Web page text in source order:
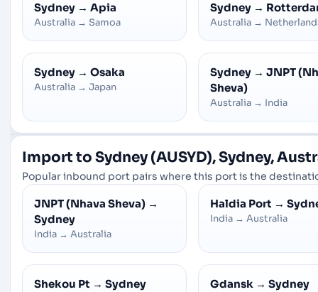
Sydney → Apia
Australia → Samoa
Sydney →
Australia →
Sydney → Osaka
Australia → Japan
Sydney → JNPT
Sheva)
Australia → India
Import to Sydney (AUSYD), Sydney,
Popular inbound port pairs where this port is the
JNPT (Nhava Sheva) →
Sydney
India → Australia
Haldia Port →
India → Australia
Shekou Pt → Sydney Gdansk → Sydney